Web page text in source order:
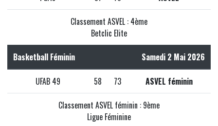
Classement ASVEL : 4ème
Betclic Elite
Basketball Féminin Samedi 2 Mai 2026
UFAB 49 58 73 ASVEL féminin
Classement ASVEL féminin : 9ème
Ligue Féminine